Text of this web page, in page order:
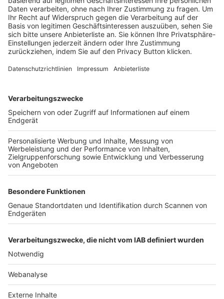
Trainerbörse
Login SpielPlus
FOLGE DEM BFV
TOP-VEREINE
TOP-PARTNER
Nutzungsbedingungen Datenschutz Impressum